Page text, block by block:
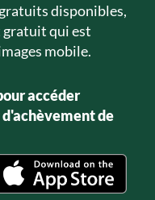
disponibles,
gratuit qui est
mobile.
accéder
de